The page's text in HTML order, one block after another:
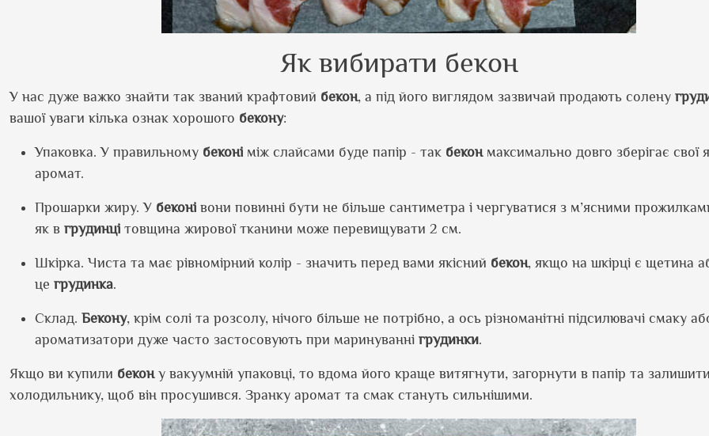
Як вибирати бекон
У нас дуже важко знайти так званий крафтовий бекон, а під його виглядом зазвичай продають солену
вашої уваги кілька ознак хорошого бекону:
Упаковка. У правильному беконі між слайсами буде папір - так беконмаксимально довго зберігає свої
аромат.
Прошарки жиру. У беконі вони повинні бути не більше сантиметра і чергуватися з м’ясними
як в грудинці товщина жирової тканини може перевищувати 2 см.
Шкірка. Чиста та має рівномірний колір - значить перед вами якісний бекон, якщо на шкірці є щетина
це грудинка.
Склад. Бекону, крім солі та розсолу, нічого більше не потрібно, а ось різноманітні підсилювачі смаку
ароматизатори дуже часто застосовують при маринуванні грудинки.
Якщо ви купили бекону вакуумній упаковці, то вдома його краще витягнути, загорнути в папір та
холодильнику, щоб він просушився. Зранку аромат та смак стануть сильнішими.